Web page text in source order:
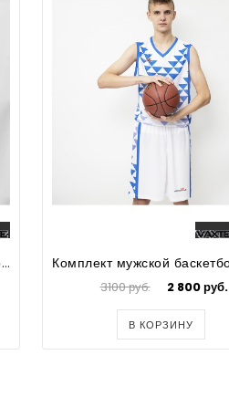
Комплект мужской баскетбольной формы Hadgoh
3100 руб. 2 800 руб.
В КОРЗИНУ